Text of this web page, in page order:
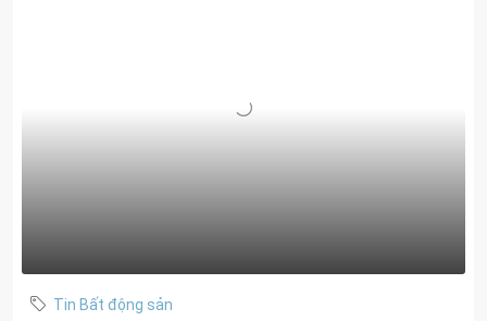
Tin Bất động sản